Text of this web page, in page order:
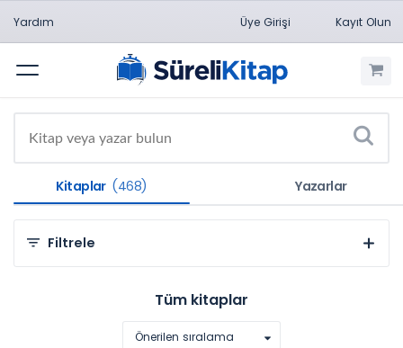
Yardım Üye Girişi Kayıt Olun
Menü
Kitaplar (468) Yazarlar
Filtrele
Tüm kitaplar
Önerilen sıralama